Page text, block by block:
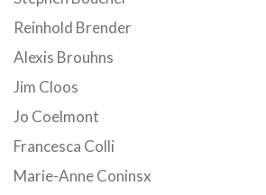
Reinhold Brender
Alexis Brouhns
Jim Cloos
Jo Coelmont
Francesca Colli
Marie-Anne Coninsx